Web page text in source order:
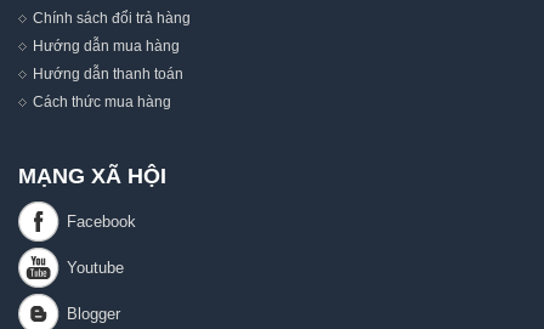
Chính sách đổi trả hàng
Hướng dẫn mua hàng
Hướng dẫn thanh toán
Cách thức mua hàng
MẠNG XÃ HỘI